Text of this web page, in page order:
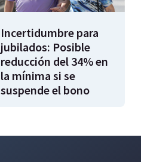
Incertidumbre para
jubilados: Posible
reducción del 34% en
la mínima si se
suspende el bono